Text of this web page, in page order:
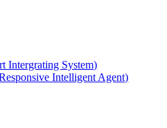
Intergrating System)
Intelligent Agent)